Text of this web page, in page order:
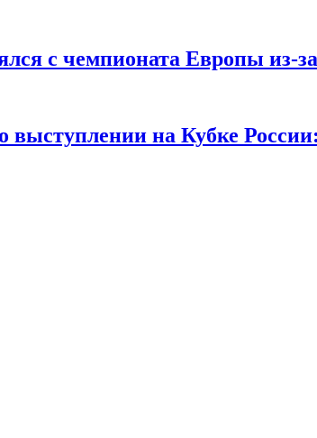
с чемпионата Европы из-
на Кубке России: